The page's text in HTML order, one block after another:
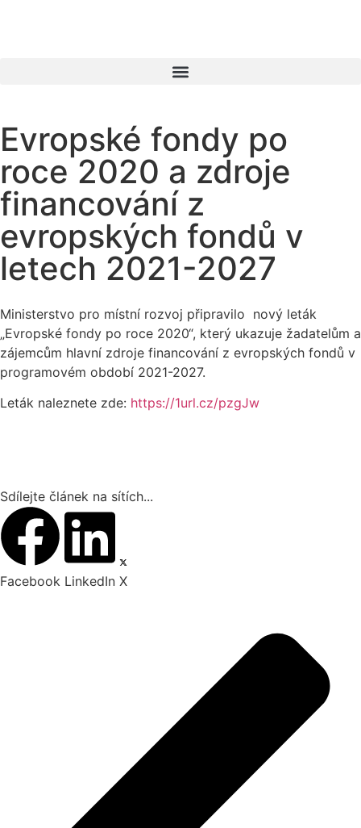
Evropské fondy po
roce 2020 a zdroje
financování z
evropských fondů v
letech 2021-2027
Ministerstvo pro místní rozvoj připravilo nový leták
„Evropské fondy po roce 2020“, který ukazuje žadatelům a
zájemcům hlavní zdroje financování z evropských fondů v
programovém období 2021-2027.
Leták naleznete zde: https://1url.cz/pzgJw
Sdílejte článek na sítích...
Facebook LinkedIn X